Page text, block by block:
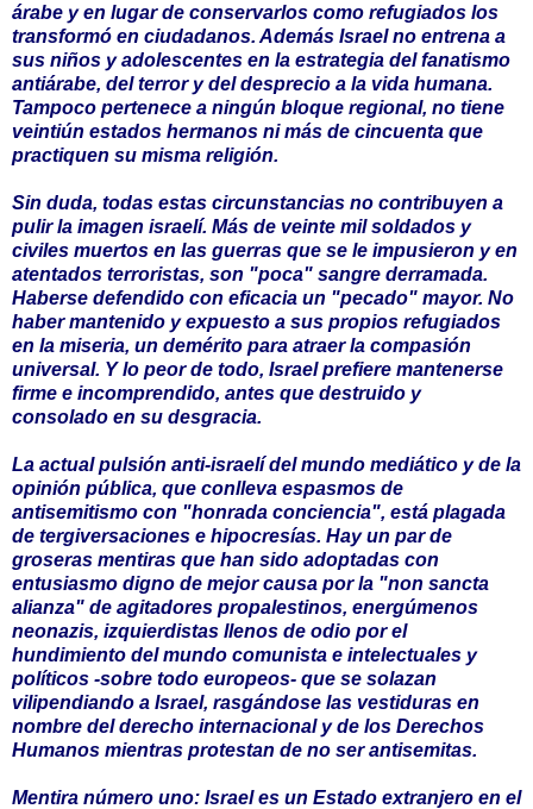
árabe y en lugar de conservarlos como refugiados los
transformó en ciudadanos. Además Israel no entrena a
sus niños y adolescentes en la estrategia del fanatismo
antiárabe, del terror y del desprecio a la vida humana.
Tampoco pertenece a ningún bloque regional, no tiene
veintiún estados hermanos ni más de cincuenta que
practiquen su misma religión.
Sin duda, todas estas circunstancias no contribuyen a
pulir la imagen israelí. Más de veinte mil soldados y
civiles muertos en las guerras que se le impusieron y en
atentados terroristas, son "poca" sangre derramada.
Haberse defendido con eficacia un "pecado" mayor. No
haber mantenido y expuesto a sus propios refugiados
en la miseria, un demérito para atraer la compasión
universal. Y lo peor de todo, Israel prefiere mantenerse
firme e incomprendido, antes que destruido y
consolado en su desgracia.
La actual pulsión anti-israelí del mundo mediático y de la
opinión pública, que conlleva espasmos de
antisemitismo con "honrada conciencia", está plagada
de tergiversaciones e hipocresías. Hay un par de
groseras mentiras que han sido adoptadas con
entusiasmo digno de mejor causa por la "non sancta
alianza" de agitadores propalestinos, energúmenos
neonazis, izquierdistas llenos de odio por el
hundimiento del mundo comunista e intelectuales y
políticos -sobre todo europeos- que se solazan
vilipendiando a Israel, rasgándose las vestiduras en
nombre del derecho internacional y de los Derechos
Humanos mientras protestan de no ser antisemitas.
Mentira número uno: Israel es un Estado extranjero en el